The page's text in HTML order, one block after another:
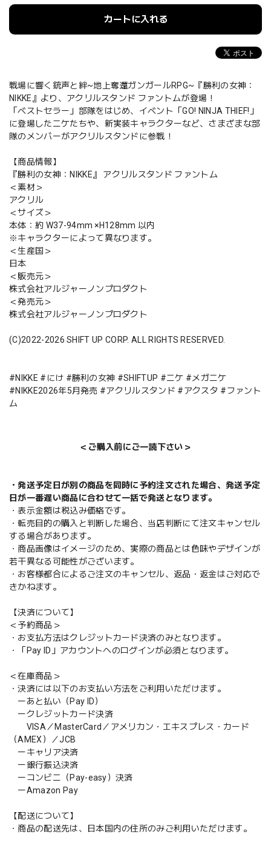
カートに入れる
戦場に響く銃声と絆~地上奪還ガンガールRPG~『勝利の女神：
NIKKE』より、アクリルスタンド ファントムが登場！
「ベストセラー」部隊をはじめ、イベント「GO! NINJA THIEF!」
に登場したニケたちや、新実装キャラクターなど、さまざまな部
隊のメンバーがアクリルスタンドに参戦！
【商品情報】
『勝利の女神：NIKKE』 アクリルスタンド ファントム
＜素材＞
アクリル
＜サイズ＞
本体：約 W37-94mm ×H128mm 以内
※キャラクターによって異なります。
＜生産国＞
日本
＜販売元＞
株式会社アルジャーノンプロダクト
＜発売元＞
株式会社アルジャーノンプロダクト
(C)2022-2026 SHIFT UP CORP. ALL RIGHTS RESERVED.
#NIKKE #にけ #勝利の女神 #SHIFTUP #ニケ #メガニケ
#NIKKE2026年5月発売 #アクリルスタンド #アクスタ #ファント
ム
＜ご購入前にご一読下さい＞
・発送予定日が別の商品を同時に予約注文された場合、発送予定
日が一番遅い商品に合わせて一括で発送となります。
・表示金額は税込み価格です。
・転売目的の購入と判断した場合、当店判断にて注文キャンセル
する場合があります。
・商品画像はイメージのため、実際の商品とは色味やデザインが
若干異なる可能性がございます。
・お客様都合によるご注文のキャンセル、返品・返金はご対応で
きかねます。
【決済について】
＜予約商品＞
・お支払方法はクレジットカード決済のみとなります。
・「Pay ID」アカウントへのログインが必須となります。
＜在庫商品＞
・決済には以下のお支払い方法をご利用いただけます。
ーあと払い（Pay ID）
ークレジットカード決済
VISA／MasterCard／アメリカン・エキスプレス・カード
（AMEX）／JCB
ーキャリア決済
ー銀行振込決済
ーコンビニ（Pay-easy）決済
ーAmazon Pay
【配送について】
・商品の配送先は、日本国内の住所のみご利用いただけます。